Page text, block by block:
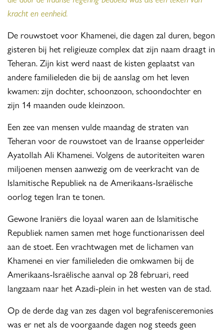
kracht en eenheid.
De rouwstoet voor Khamenei, die dagen zal duren, begon
gisteren bij het religieuze complex dat zijn naam draagt in
Teheran. Zijn kist werd naast de kisten geplaatst van
andere familieleden die bij de aanslag om het leven
kwamen: zijn dochter, schoonzoon, schoondochter en
zijn 14 maanden oude kleinzoon.
Een zee van mensen vulde maandag de straten van
Teheran voor de rouwstoet van de Iraanse opperleider
Ayatollah Ali Khamenei. Volgens de autoriteiten waren
miljoenen mensen aanwezig om de veerkracht van de
Islamitische Republiek na de Amerikaans-Israëlische
oorlog tegen Iran te tonen.
Gewone Iraniërs die loyaal waren aan de Islamitische
Republiek namen samen met hoge functionarissen deel
aan de stoet. Een vrachtwagen met de lichamen van
Khamenei en vier familieleden die omkwamen bij de
Amerikaans-Israëlische aanval op 28 februari, reed
langzaam naar het Azadi-plein in het westen van de stad.
Op de derde dag van zes dagen vol begrafenisceremonies
was er net als de voorgaande dagen nog steeds geen